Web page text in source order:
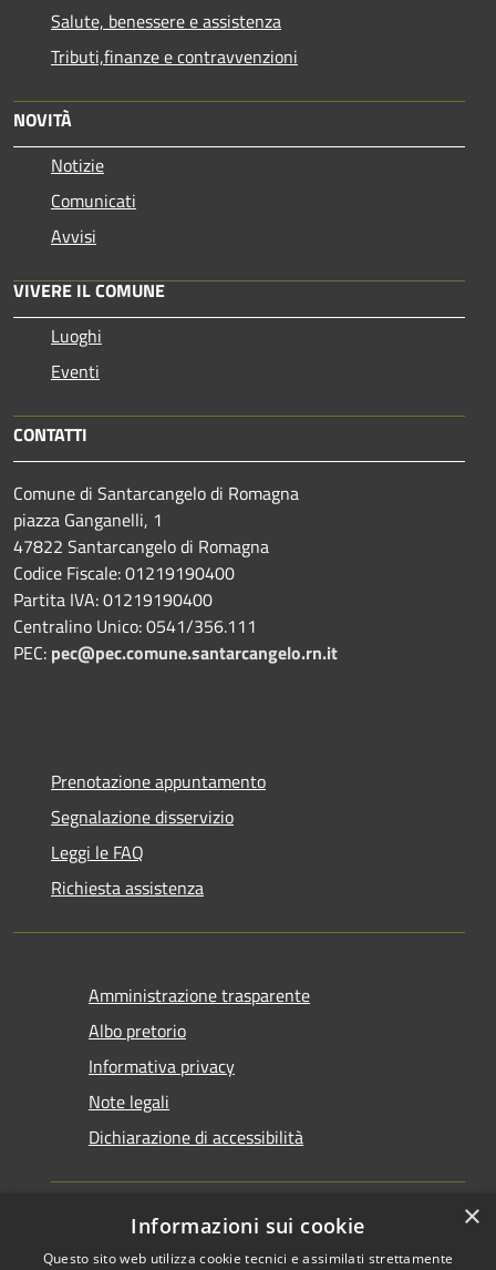
Salute, benessere e assistenza
Tributi,finanze e contravvenzioni
NOVITÀ
Notizie
Comunicati
Avvisi
VIVERE IL COMUNE
Luoghi
Eventi
CONTATTI
Comune di Santarcangelo di Romagna
piazza Ganganelli, 1
47822 Santarcangelo di Romagna
Codice Fiscale: 01219190400
Partita IVA: 01219190400
Centralino Unico: 0541/356.111
PEC: pec@pec.comune.santarcangelo.rn.it
Prenotazione appuntamento
Segnalazione disservizio
Leggi le FAQ
Richiesta assistenza
Amministrazione trasparente
Albo pretorio
Informativa privacy
Note legali
Dichiarazione di accessibilità
×
Informazioni sui cookie
Questo sito web utilizza cookie tecnici e assimilati strettamente